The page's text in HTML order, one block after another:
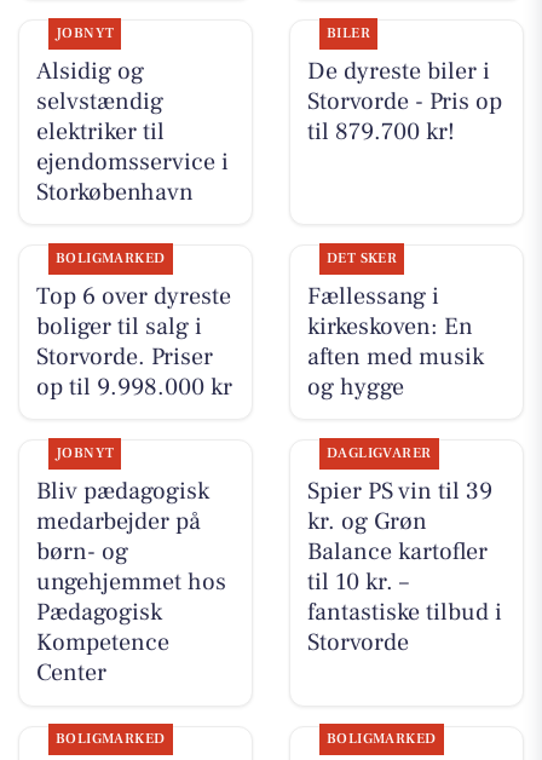
JOBNYT
Alsidig og
selvstændig
elektriker til
ejendomsservice i
Storkøbenhavn
BILER
De dyreste biler i
Storvorde - Pris op
til 879.700 kr!
BOLIGMARKED
Top 6 over dyreste
boliger til salg i
Storvorde. Priser
op til 9.998.000 kr
DET SKER
Fællessang i
kirkeskoven: En
aften med musik
og hygge
JOBNYT
Bliv pædagogisk
medarbejder på
børn- og
ungehjemmet hos
Pædagogisk
Kompetence
Center
DAGLIGVARER
Spier PS vin til 39
kr. og Grøn
Balance kartofler
til 10 kr. –
fantastiske tilbud i
Storvorde
BOLIGMARKED BOLIGMARKED